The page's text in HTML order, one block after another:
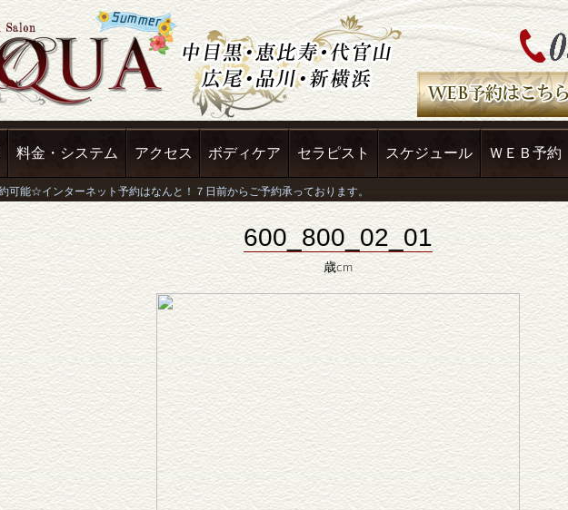
料金・システム アクセス ボディケア セラピスト スケジュール ＷＥＢ予約
600_800_02_01
歳cm